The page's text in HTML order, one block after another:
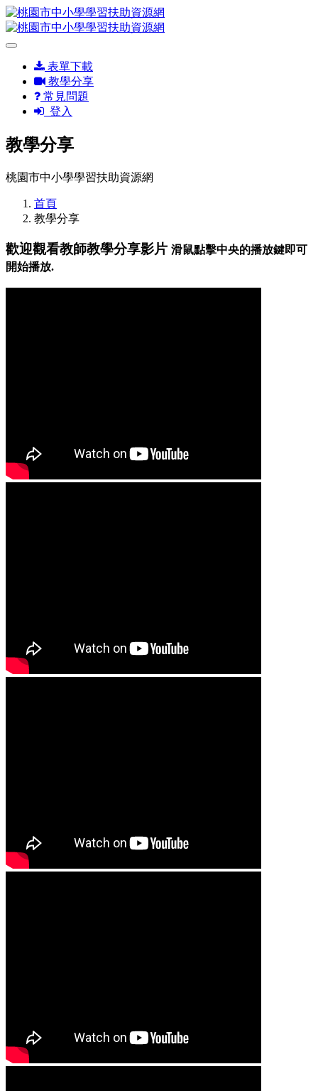
表單下載
教學分享
常見問題
登入
教學分享
桃園市中小學學習扶助資源網
首頁
教學分享
歡迎觀看教師教學分享影片 滑鼠點擊中央的播放鍵即可
開始播放.